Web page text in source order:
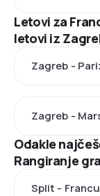
Letovi za
letovi iz
Zagreb -
Zagreb -
Odakle
Rangiranje
Split -